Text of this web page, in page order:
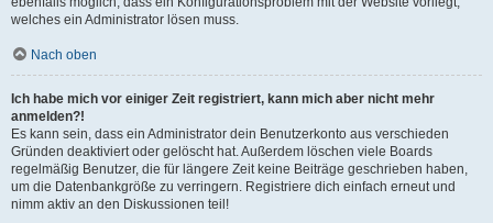
welches ein Administrator lösen muss.
Nach oben
Ich habe mich vor einiger Zeit registriert, kann mich aber nicht mehr
anmelden?!
Es kann sein, dass ein Administrator dein Benutzerkonto aus verschieden
Gründen deaktiviert oder gelöscht hat. Außerdem löschen viele Boards
regelmäßig Benutzer, die für längere Zeit keine Beiträge geschrieben haben,
um die Datenbankgröße zu verringern. Registriere dich einfach erneut und
nimm aktiv an den Diskussionen teil!